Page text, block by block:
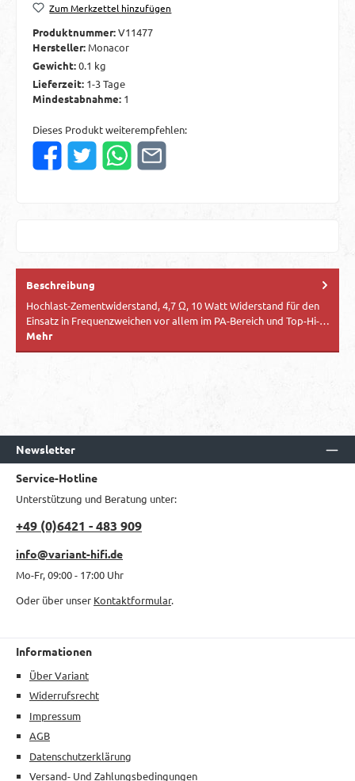
Zum Merkzettel hinzufügen
Produktnummer:V11477
Hersteller: Monacor
Gewicht:0.1 kg
Lieferzeit: 1-3 Tage
Mindestabnahme: 1
Dieses Produkt weiterempfehlen:
Beschreibung
Hochlast-Zementwiderstand, 4,7 Ω, 10 Watt Widerstand für den
Einsatz in Frequenzweichen vor allem im PA-Bereich und Top-Hi-…
Mehr
Newsletter
Service-Hotline
Unterstützung und Beratung unter:
+49 (0)6421 - 483 909
info@variant-hifi.de
Mo-Fr, 09:00 - 17:00 Uhr
Oder über unser Kontaktformular.
Informationen
Über Variant
Widerrufsrecht
Impressum
AGB
Datenschutzerklärung
Versand- Und Zahlungsbedingungen